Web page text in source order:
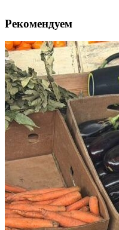
Рекомендуем